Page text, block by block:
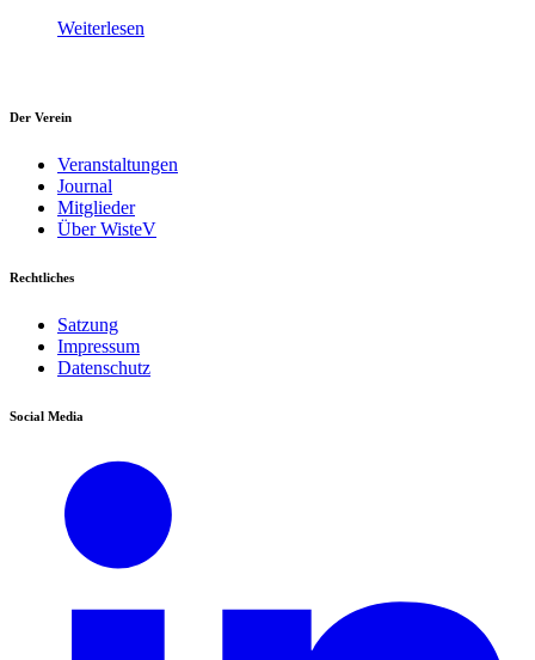
Weiterlesen
Der Verein
Veranstaltungen
Journal
Mitglieder
Über WisteV
Rechtliches
Satzung
Impressum
Datenschutz
Social Media